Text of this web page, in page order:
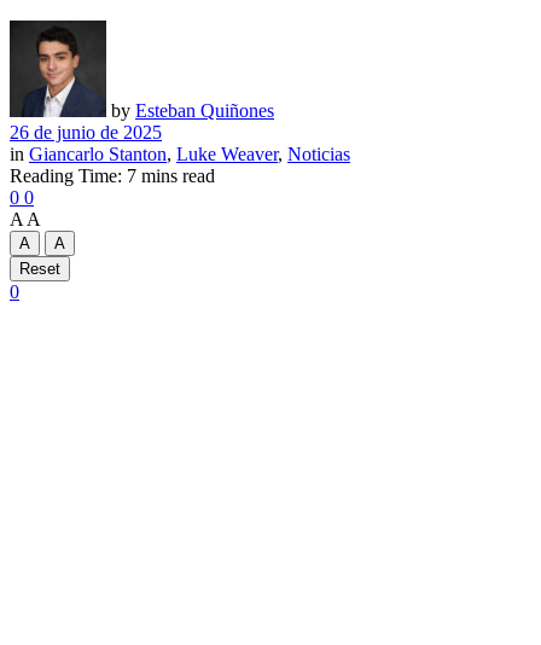
by Esteban Quiñones
26 de junio de 2025
in Giancarlo Stanton, Luke Weaver, Noticias
Reading Time: 7 mins read
0 0
A A
A
A
Reset
0